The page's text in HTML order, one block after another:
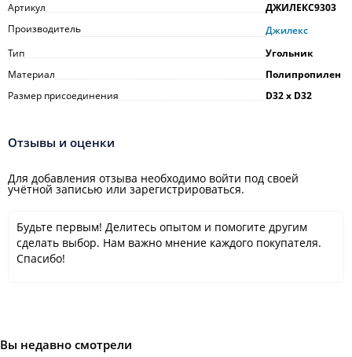
Артикул
ДЖИЛЕКС9303
Производитель
Джилекс
Тип
Угольник
Материал
Полипропилен
Размер присоединения
D32 х D32
Отзывы и оценки
Для добавления отзыва необходимо войти под своей
учётной записью или зарегистрироваться.
Будьте первым! Делитесь опытом и помогите другим
сделать выбор. Нам важно мнение каждого покупателя.
Спасибо!
Вы недавно смотрели